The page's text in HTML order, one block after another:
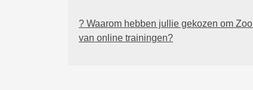
? Waarom hebben jullie gekozen om
van online trainingen?